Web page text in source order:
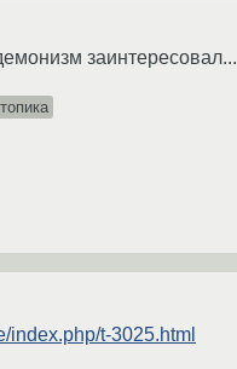
заинтересовал...
index.php/t-3025.html